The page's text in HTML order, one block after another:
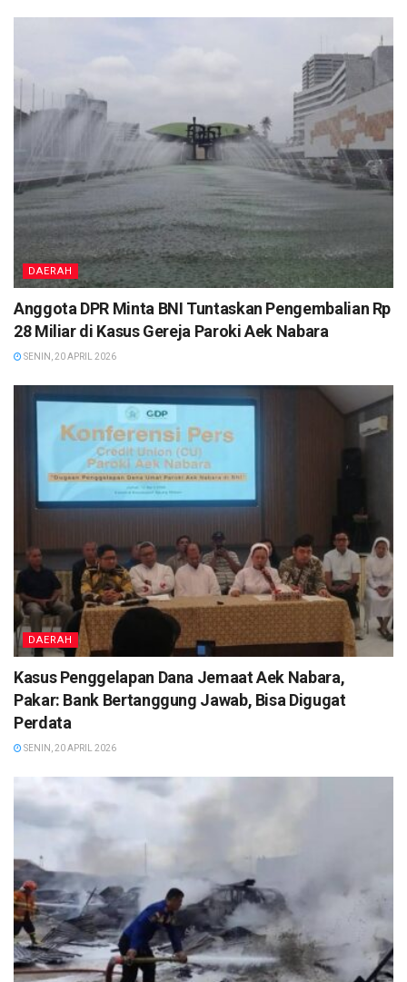
DAERAH
Anggota DPR Minta BNI Tuntaskan Pengembalian Rp
28 Miliar di Kasus Gereja Paroki Aek Nabara
SENIN, 20 APRIL 2026
DAERAH
Kasus Penggelapan Dana Jemaat Aek Nabara,
Pakar: Bank Bertanggung Jawab, Bisa Digugat
Perdata
SENIN, 20 APRIL 2026